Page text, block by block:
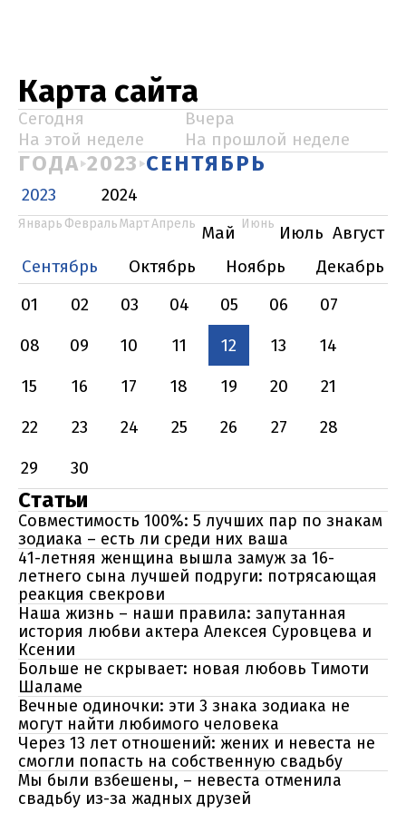
Карта сайта
Сегодня
Вчера
На этой неделе
На прошлой неделе
ГОДА 2023 СЕНТЯБРЬ
2023 2024
Январь ФевральМартАпрель Май Июнь Июль Август
Сентябрь
Октябрь Ноябрь
Декабрь
01
02 03 04 05 06
07
08
09 10 11 12 13
14
15
16 17 18 19 20
21
22
23 24 25 26 27
28
29
30
Статьи
Совместимость 100%: 5 лучших пар по знакам
зодиака – есть ли среди них ваша
41-летняя женщина вышла замуж за 16-
летнего сына лучшей подруги: потрясающая
реакция свекрови
Наша жизнь – наши правила: запутанная
история любви актера Алексея Суровцева и
Ксении
Больше не скрывает: новая любовь Тимоти
Шаламе
Вечные одиночки: эти 3 знака зодиака не
могут найти любимого человека
Через 13 лет отношений: жених и невеста не
смогли попасть на собственную свадьбу
Мы были взбешены, – невеста отменила
свадьбу из-за жадных друзей